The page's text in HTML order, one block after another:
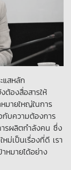
แสหลัก
องสื่อสารให้
มายใหญ่ในการ
บความต้องการ
ารผลิตกำลังคน ซึ่ง
ม่เป็นเรื่องที่ดี เรา
หมายได้อย่าง